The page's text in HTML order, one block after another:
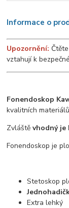
Informace o
Upozornění:
vztahují k
Fonendoskop
kvalitních
Zvláštěvhodný je
Fonendoskop je
Stetoskop
Extra lehký